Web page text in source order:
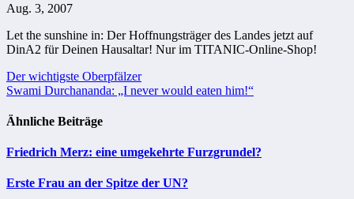
Aug. 3, 2007
Let the sunshine in: Der Hoffnungsträger des Landes jetzt auf
DinA2 für Deinen Hausaltar! Nur im TITANIC-Online-Shop!
Beitragsnavigation
Der wichtigste Oberpfälzer
Swami Durchananda: „I never would eaten him!“
Ähnliche Beiträge
Friedrich Merz: eine umgekehrte Furzgrundel?
Erste Frau an der Spitze der UN?